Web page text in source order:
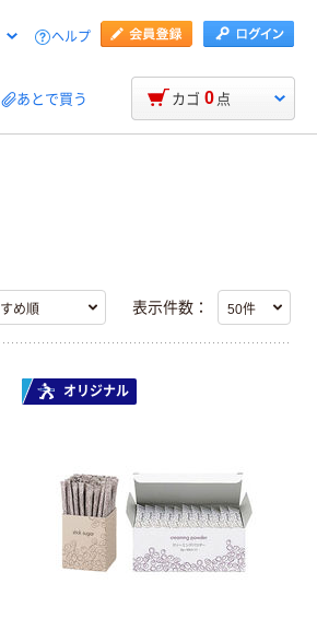
ヘルプ
あとで買う カゴ 0 点
表示件数：
オリジナル